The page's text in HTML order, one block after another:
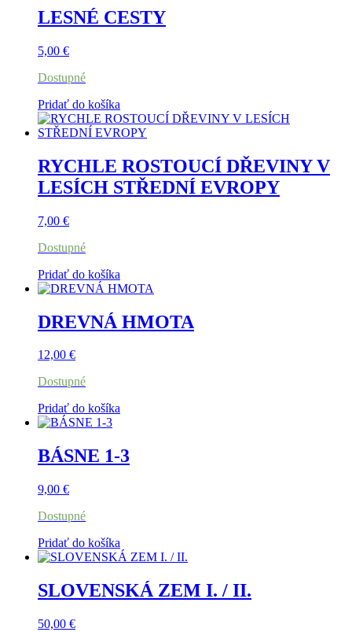
LESNÉ CESTY
5,00 €
Dostupné
Pridať do košíka
RYCHLE ROSTOUCÍ DŘEVINY V
LESÍCH STŘEDNÍ EVROPY
7,00 €
Dostupné
Pridať do košíka
DREVNÁ HMOTA
12,00 €
Dostupné
Pridať do košíka
BÁSNE 1-3
9,00 €
Dostupné
Pridať do košíka
SLOVENSKÁ ZEM I. / II.
50,00 €